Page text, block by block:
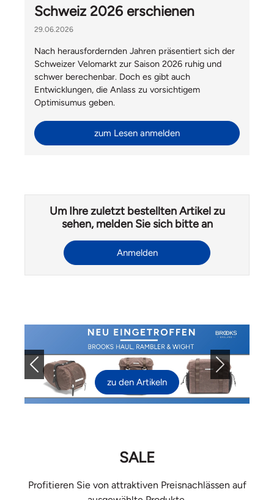
Schweiz 2026 erschienen
29.06.2026
Nach herausfordernden Jahren präsentiert sich der
Schweizer Velomarkt zur Saison 2026 ruhig und
schwer berechenbar. Doch es gibt auch
Entwicklungen, die Anlass zu vorsichtigem
Optimisumus geben.
zum Lesen anmelden
Um Ihre zuletzt bestellten Artikel zu
sehen, melden Sie sich bitte an
Anmelden
zu den Artikeln
Previous Next
SALE
Profitieren Sie von attraktiven Preisnachlässen auf